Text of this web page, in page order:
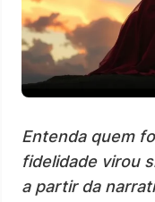
Entenda quem
fidelidade virou
a partir da